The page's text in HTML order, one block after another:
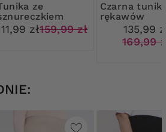
ze
granatowe wzory
zł159,99 zł
Czarna tunika bez
rękawów
niebiesko-
czerwone
135,99
169,99